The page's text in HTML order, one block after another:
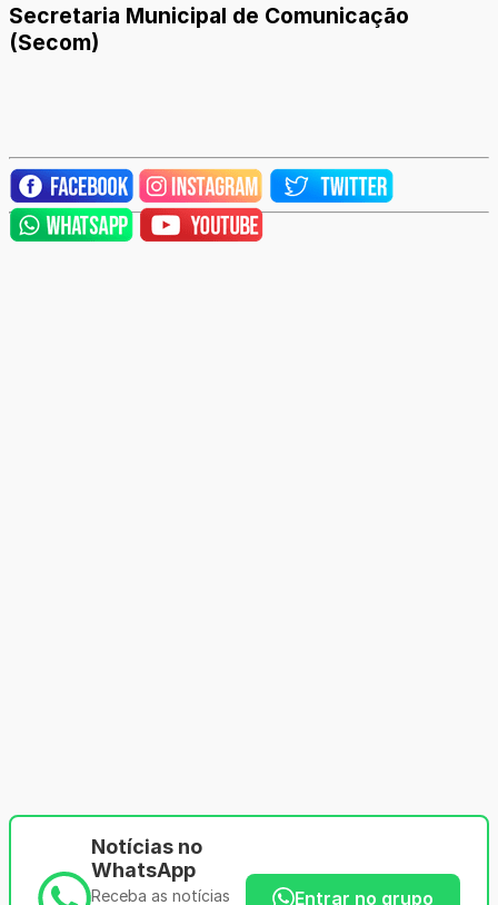
Secretaria Municipal de Comunicação
(Secom)
Notícias no
WhatsApp
Receba as notícias Entrar no grupo